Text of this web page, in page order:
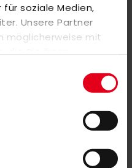
soziale Medien,
Unsere Partner
möglicherweise mit
die Sie ihnen
haben.